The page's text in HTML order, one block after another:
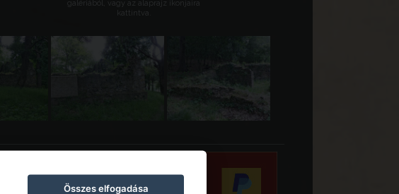
galériából, vagy az alaprajz ikonjaira
kattintva.
Összes elfogadása